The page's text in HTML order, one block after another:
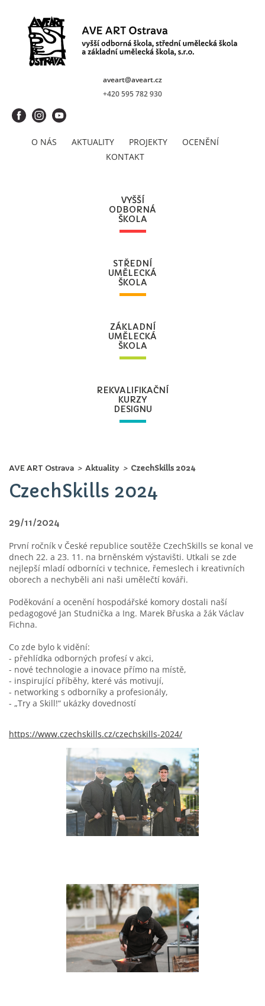
O NÁS AKTUALITY PROJEKTY
OCENĚNÍ
KONTAKT
aveart@aveart.cz
+420 595 782 930
VYŠŠÍ
ODBORNÁ
ŠKOLA
STŘEDNÍ
UMĚLECKÁ
ŠKOLA
ZÁKLADNÍ
UMĚLECKÁ
ŠKOLA
REKVALIFIKAČNÍ
KURZY
DESIGNU
AVE ART Ostrava > Aktuality > CzechSkills 2024
CzechSkills 2024
29/11/2024
První ročník v České republice soutěže CzechSkills se konal ve
dnech 22. a 23. 11. na brněnském výstavišti. Utkali se zde
nejlepší mladí odborníci v technice, řemeslech i kreativních
oborech a nechyběli ani naši umělečtí kováři.
Poděkování a ocenění hospodářské komory dostali naší
pedagogové Jan Studnička a Ing. Marek Břuska a žák Václav
Fichna.
Co zde bylo k vidění:
- přehlídka odborných profesí v akci,
- nové technologie a inovace přímo na místě,
- inspirující příběhy, které vás motivují,
- networking s odborníky a profesionály,
- „Try a Skill!“ ukázky dovedností
https://www.czechskills.cz/czechskills-2024/